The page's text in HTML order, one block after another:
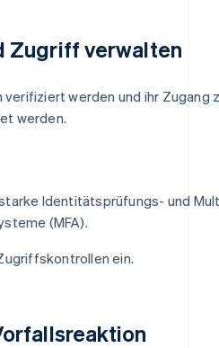
Zugriff verwalten
verifiziert werden und ihr Zugang
werden.
Identitätsprüfungs- und
(MFA).
ein.